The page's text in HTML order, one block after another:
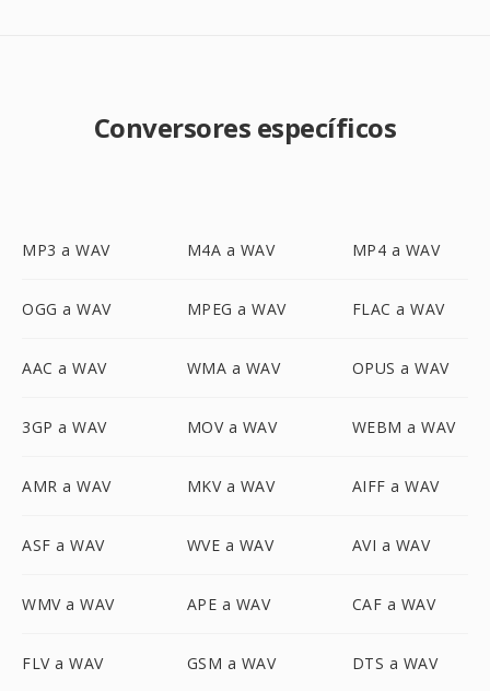
Conversores específicos
MP3 a WAV M4A a WAV MP4 a WAV
OGG a WAV MPEG a WAV FLAC a WAV
AAC a WAV WMA a WAV OPUS a WAV
3GP a WAV MOV a WAV WEBM a WAV
AMR a WAV MKV a WAV AIFF a WAV
ASF a WAV WVE a WAV AVI a WAV
WMV a WAV APE a WAV CAF a WAV
FLV a WAV GSM a WAV DTS a WAV